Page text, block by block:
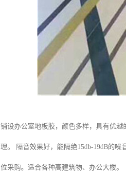
铺设办公室地板胶，颜色多样，具有优
理。 隔音效果好，能隔绝15db-19dB的
位采购。适合各种高建筑物、办公大楼。